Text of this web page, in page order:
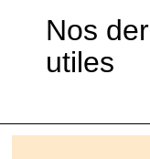
Nos
utiles